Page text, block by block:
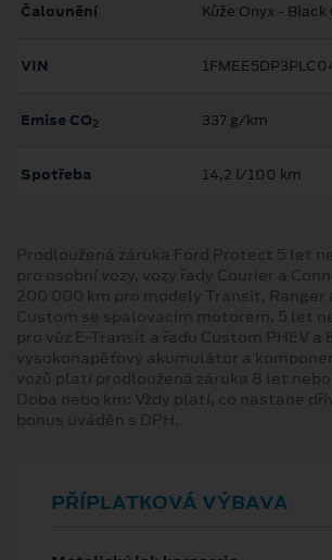
Čalounění Kůže Onyx - Black
VIN
Emise CO2 337 g/km
Spotřeba 14,2 l/100 km
Prodloužená záruka Ford Protect 5 let
pro osobní vozy, vozy řady Courier a
200 000 km pro modely Transit, Ranger
Custom se spalovacím motorem, 5 let
pro vůz E-Transit a řadu Custom PHEV a
vysokonapěťový akumulátor a
vozů platí prodloužená záruka 8 let nebo
Doba nebo km: Vždy platí, co nastane
bonus uváděn s DPH.
PŘÍPLATKOVÁ VÝBAVA